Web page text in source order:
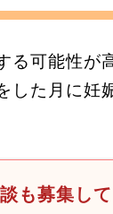
可能性が
た月に妊
も募集し